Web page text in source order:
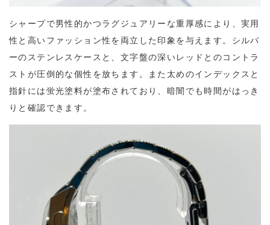
シャープで男性的かつラグジュアリーな重厚感により、実用
性と高いファッション性を両立した印象を与えます。シルバ
ーのステンレスケースと、文字盤の深いレッドとのコントラ
ストが圧倒的な個性を放ちます。また太めのインデックスと
指針には蛍光塗料が塗布されており、暗闇でも時間がはっき
りと確認できます。